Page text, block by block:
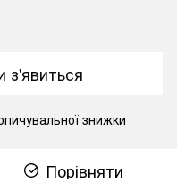
з'явиться
знижки
Порівняти